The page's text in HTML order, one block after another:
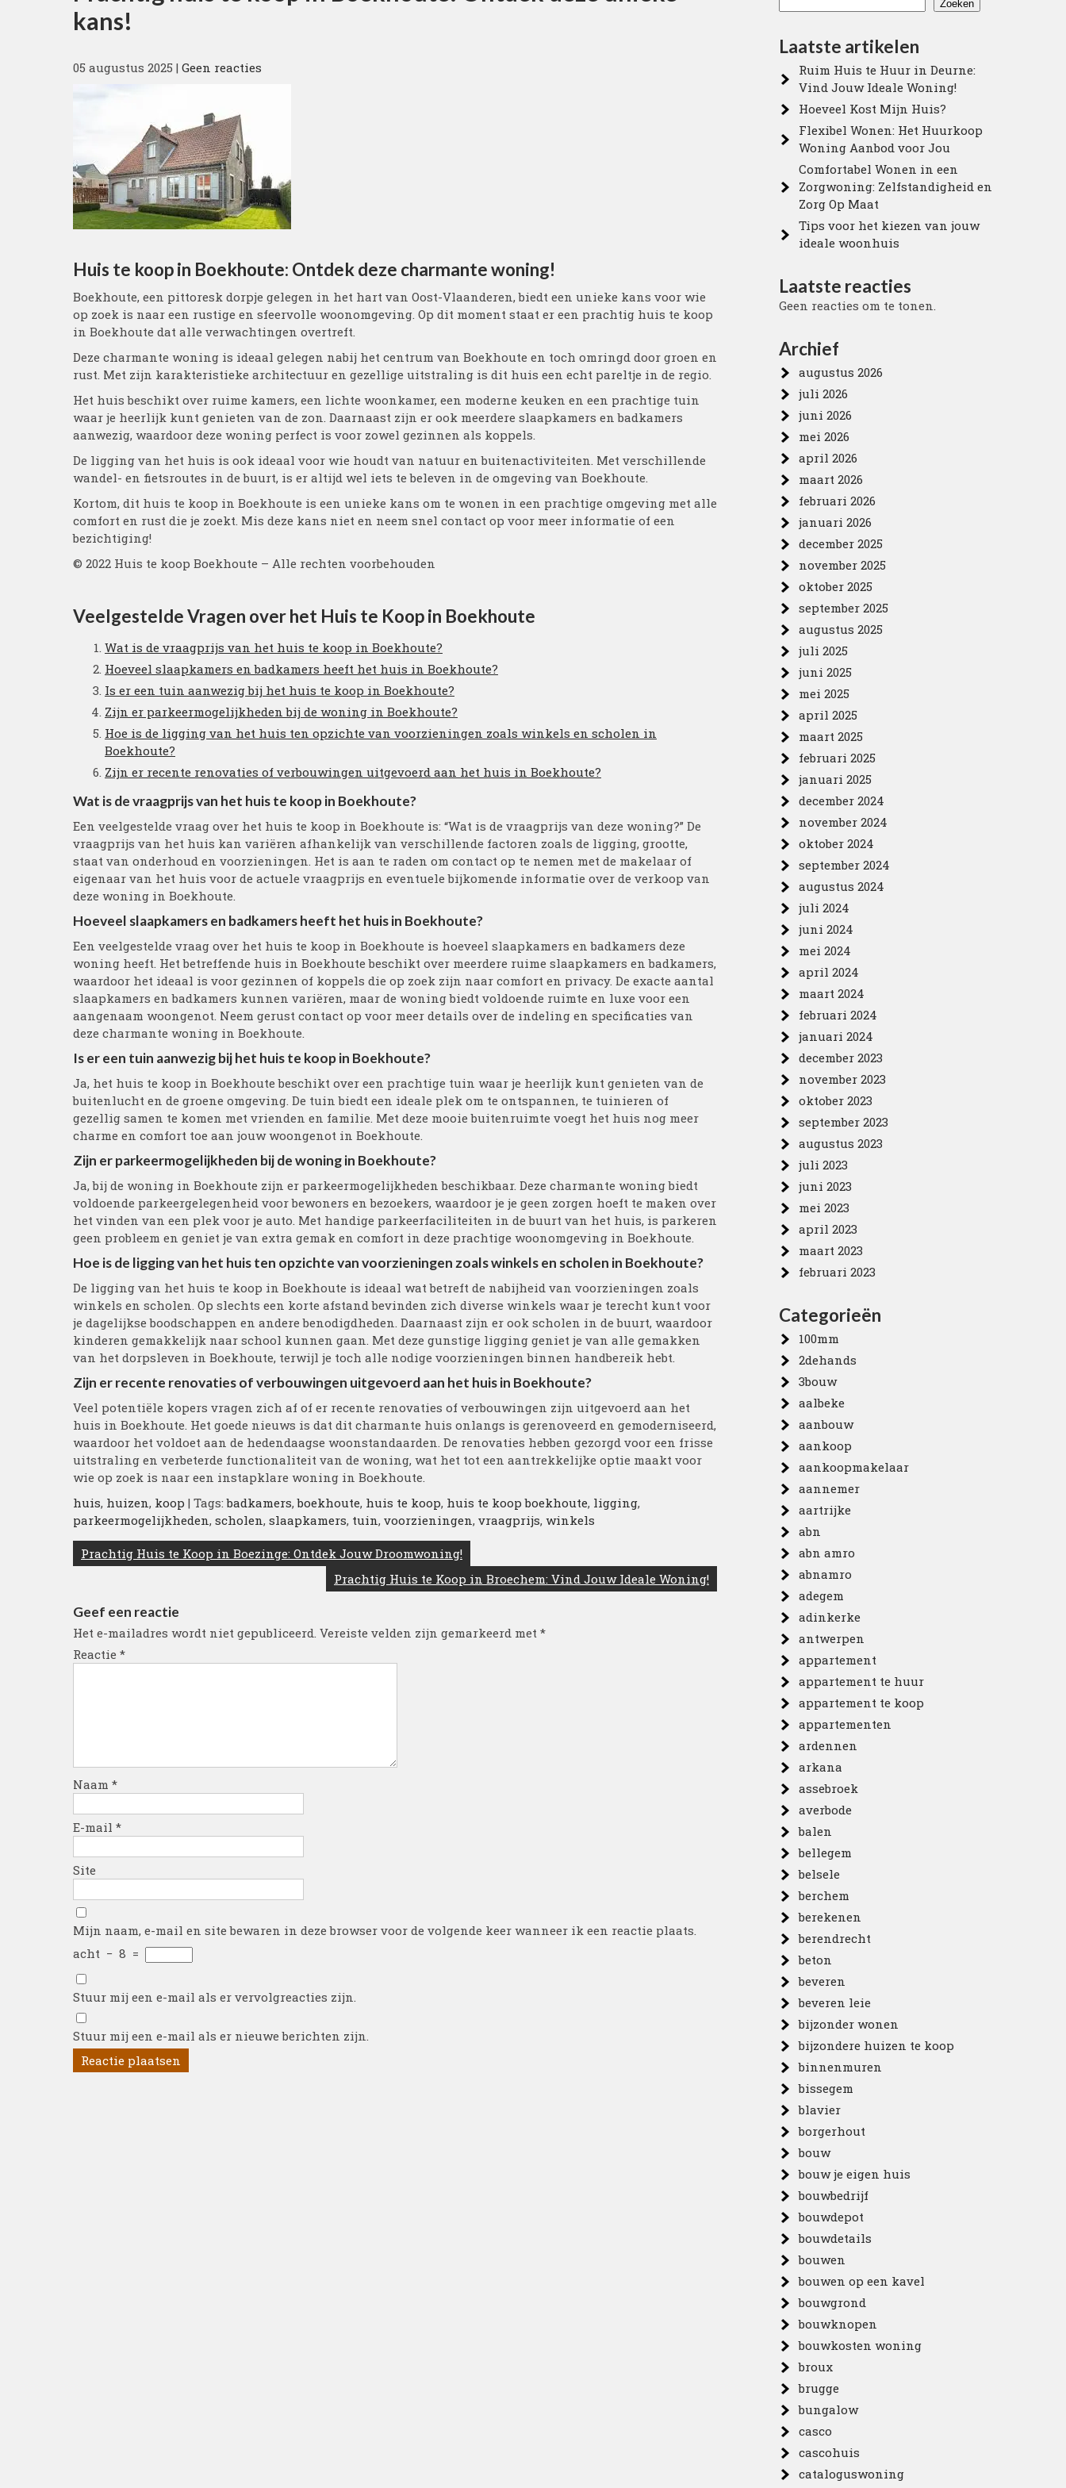
kans!
05 augustus 2025 | Geen reacties
Huis te koop in Boekhoute: Ontdek deze charmante woning!
Boekhoute, een pittoresk dorpje gelegen in het hart van Oost-Vlaanderen, biedt een unieke kans voor wie
op zoek is naar een rustige en sfeervolle woonomgeving. Op dit moment staat er een prachtig huis te koop
in Boekhoute dat alle verwachtingen overtreft.
Deze charmante woning is ideaal gelegen nabij het centrum van Boekhoute en toch omringd door groen en
rust. Met zijn karakteristieke architectuur en gezellige uitstraling is dit huis een echt pareltje in de regio.
Het huis beschikt over ruime kamers, een lichte woonkamer, een moderne keuken en een prachtige tuin
waar je heerlijk kunt genieten van de zon. Daarnaast zijn er ook meerdere slaapkamers en badkamers
aanwezig, waardoor deze woning perfect is voor zowel gezinnen als koppels.
De ligging van het huis is ook ideaal voor wie houdt van natuur en buitenactiviteiten. Met verschillende
wandel- en fietsroutes in de buurt, is er altijd wel iets te beleven in de omgeving van Boekhoute.
Kortom, dit huis te koop in Boekhoute is een unieke kans om te wonen in een prachtige omgeving met alle
comfort en rust die je zoekt. Mis deze kans niet en neem snel contact op voor meer informatie of een
bezichtiging!
© 2022 Huis te koop Boekhoute – Alle rechten voorbehouden
Veelgestelde Vragen over het Huis te Koop in Boekhoute
Wat is de vraagprijs van het huis te koop in Boekhoute?
Hoeveel slaapkamers en badkamers heeft het huis in Boekhoute?
Is er een tuin aanwezig bij het huis te koop in Boekhoute?
Zijn er parkeermogelijkheden bij de woning in Boekhoute?
Hoe is de ligging van het huis ten opzichte van voorzieningen zoals winkels en scholen in
Boekhoute?
Zijn er recente renovaties of verbouwingen uitgevoerd aan het huis in Boekhoute?
Wat is de vraagprijs van het huis te koop in Boekhoute?
Een veelgestelde vraag over het huis te koop in Boekhoute is: “Wat is de vraagprijs van deze woning?” De
vraagprijs van het huis kan variëren afhankelijk van verschillende factoren zoals de ligging, grootte,
staat van onderhoud en voorzieningen. Het is aan te raden om contact op te nemen met de makelaar of
eigenaar van het huis voor de actuele vraagprijs en eventuele bijkomende informatie over de verkoop van
deze woning in Boekhoute.
Hoeveel slaapkamers en badkamers heeft het huis in Boekhoute?
Een veelgestelde vraag over het huis te koop in Boekhoute is hoeveel slaapkamers en badkamers deze
woning heeft. Het betreffende huis in Boekhoute beschikt over meerdere ruime slaapkamers en badkamers,
waardoor het ideaal is voor gezinnen of koppels die op zoek zijn naar comfort en privacy. De exacte aantal
slaapkamers en badkamers kunnen variëren, maar de woning biedt voldoende ruimte en luxe voor een
aangenaam woongenot. Neem gerust contact op voor meer details over de indeling en specificaties van
deze charmante woning in Boekhoute.
Is er een tuin aanwezig bij het huis te koop in Boekhoute?
Ja, het huis te koop in Boekhoute beschikt over een prachtige tuin waar je heerlijk kunt genieten van de
buitenlucht en de groene omgeving. De tuin biedt een ideale plek om te ontspannen, te tuinieren of
gezellig samen te komen met vrienden en familie. Met deze mooie buitenruimte voegt het huis nog meer
charme en comfort toe aan jouw woongenot in Boekhoute.
Zijn er parkeermogelijkheden bij de woning in Boekhoute?
Ja, bij de woning in Boekhoute zijn er parkeermogelijkheden beschikbaar. Deze charmante woning biedt
voldoende parkeergelegenheid voor bewoners en bezoekers, waardoor je je geen zorgen hoeft te maken over
het vinden van een plek voor je auto. Met handige parkeerfaciliteiten in de buurt van het huis, is parkeren
geen probleem en geniet je van extra gemak en comfort in deze prachtige woonomgeving in Boekhoute.
Hoe is de ligging van het huis ten opzichte van voorzieningen zoals winkels en scholen in Boekhoute?
De ligging van het huis te koop in Boekhoute is ideaal wat betreft de nabijheid van voorzieningen zoals
winkels en scholen. Op slechts een korte afstand bevinden zich diverse winkels waar je terecht kunt voor
je dagelijkse boodschappen en andere benodigdheden. Daarnaast zijn er ook scholen in de buurt, waardoor
kinderen gemakkelijk naar school kunnen gaan. Met deze gunstige ligging geniet je van alle gemakken
van het dorpsleven in Boekhoute, terwijl je toch alle nodige voorzieningen binnen handbereik hebt.
Zijn er recente renovaties of verbouwingen uitgevoerd aan het huis in Boekhoute?
Veel potentiële kopers vragen zich af of er recente renovaties of verbouwingen zijn uitgevoerd aan het
huis in Boekhoute. Het goede nieuws is dat dit charmante huis onlangs is gerenoveerd en gemoderniseerd,
waardoor het voldoet aan de hedendaagse woonstandaarden. De renovaties hebben gezorgd voor een frisse
uitstraling en verbeterde functionaliteit van de woning, wat het tot een aantrekkelijke optie maakt voor
wie op zoek is naar een instapklare woning in Boekhoute.
huis, huizen, koop | Tags:badkamers,boekhoute, huis te koop, huis te koop boekhoute, ligging,
parkeermogelijkheden, scholen, slaapkamers, tuin, voorzieningen, vraagprijs, winkels
Berichtnavigatie
Prachtig Huis te Koop in Boezinge: Ontdek Jouw Droomwoning!
Prachtig Huis te Koop in Broechem: Vind Jouw Ideale Woning!
Geef een reactie
Het e-mailadres wordt niet gepubliceerd. Vereiste velden zijn gemarkeerd met *
Reactie *
Naam *
E-mail *
Site
Mijn naam, e-mail en site bewaren in deze browser voor de volgende keer wanneer ik een reactie plaats.
acht − 8 =
Stuur mij een e-mail als er vervolgreacties zijn.
Stuur mij een e-mail als er nieuwe berichten zijn.
Zoeken
Laatste artikelen
Ruim Huis te Huur in Deurne:
Vind Jouw Ideale Woning!
Hoeveel Kost Mijn Huis?
Flexibel Wonen: Het Huurkoop
Woning Aanbod voor Jou
Comfortabel Wonen in een
Zorgwoning: Zelfstandigheid en
Zorg Op Maat
Tips voor het kiezen van jouw
ideale woonhuis
Laatste reacties
Geen reacties om te tonen.
Archief
augustus 2026
juli 2026
juni 2026
mei 2026
april 2026
maart 2026
februari 2026
januari 2026
december 2025
november 2025
oktober 2025
september 2025
augustus 2025
juli 2025
juni 2025
mei 2025
april 2025
maart 2025
februari 2025
januari 2025
december 2024
november 2024
oktober 2024
september 2024
augustus 2024
juli 2024
juni 2024
mei 2024
april 2024
maart 2024
februari 2024
januari 2024
december 2023
november 2023
oktober 2023
september 2023
augustus 2023
juli 2023
juni 2023
mei 2023
april 2023
maart 2023
februari 2023
Categorieën
100mm
2dehands
3bouw
aalbeke
aanbouw
aankoop
aankoopmakelaar
aannemer
aartrijke
abn
abn amro
abnamro
adegem
adinkerke
antwerpen
appartement
appartement te huur
appartement te koop
appartementen
ardennen
arkana
assebroek
averbode
balen
bellegem
belsele
berchem
berekenen
berendrecht
beton
beveren
beveren leie
bijzonder wonen
bijzondere huizen te koop
binnenmuren
bissegem
blavier
borgerhout
bouw
bouw je eigen huis
bouwbedrijf
bouwdepot
bouwdetails
bouwen
bouwen op een kavel
bouwgrond
bouwknopen
bouwkosten woning
broux
brugge
bungalow
casco
cascohuis
cataloguswoning